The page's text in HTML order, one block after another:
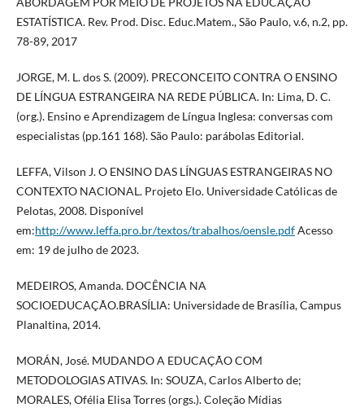
ESTATÍSTICA. Rev. Prod. Disc. Educ.Matem., São Paulo, v.6, n.2, pp.
78-89, 2017
JORGE, M. L. dos S. (2009). PRECONCEITO CONTRA O ENSINO
DE LÍNGUA ESTRANGEIRA NA REDE PÚBLICA. In: Lima, D. C.
(org.). Ensino e Aprendizagem de Língua Inglesa: conversas com
especialistas (pp.161 168). São Paulo: parábolas Editorial.
LEFFA, Vilson J. O ENSINO DAS LÍNGUAS ESTRANGEIRAS NO
CONTEXTO NACIONAL. Projeto Elo. Universidade Católicas de
Pelotas, 2008. Disponível
em:http://www.leffa.pro.br/textos/trabalhos/oensle.pdfAcesso
em: 19 de julho de 2023.
MEDEIROS, Amanda. DOCÊNCIA NA
SOCIOEDUCAÇÃO.BRASÍLIA: Universidade de Brasília, Campus
Planaltina, 2014.
MORÁN, José. MUDANDO A EDUCAÇÃO COM
METODOLOGIAS ATIVAS. In: SOUZA, Carlos Alberto de;
MORALES, Ofélia Elisa Torres (orgs.). Coleção Mídias